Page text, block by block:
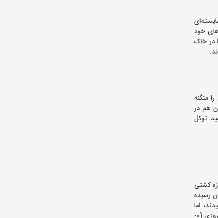
خود
را در خاک
منگنه
آن هم در
(5/1- 4) روباشویلی به ثبت رسید. توکل
کشتی
رسیده
گرجستانی ظاهر شد. دو کشتی‌گیر 11 دقیقه جنگیدند، اما
هیچ‌کدام امتیاز به دست نیاوردند تا اینکه در دقیقه 11 صنعتکاران، وسط تشک از جیکانادزه زیر گرفت و با میانکوبی عالی حریف را خاک کرد و پیروزی (0-